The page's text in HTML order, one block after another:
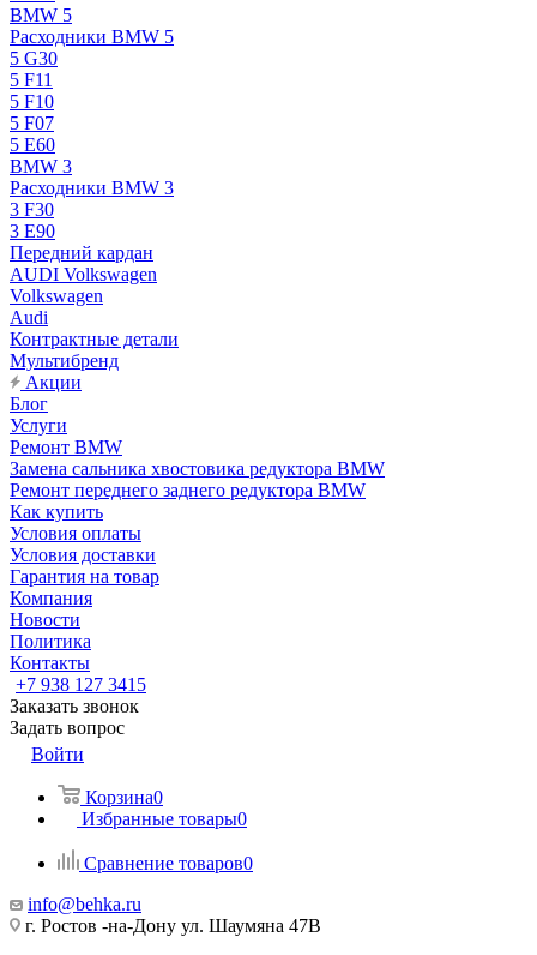
BMW 5
Расходники BMW 5
5 G30
5 F11
5 F10
5 F07
5 E60
BMW 3
Расходники BMW 3
3 F30
3 E90
Передний кардан
AUDI Volkswagen
Volkswagen
Audi
Контрактные детали
Мультибренд
Акции
Блог
Услуги
Ремонт BMW
Замена сальника хвостовика редуктора BMW
Ремонт переднего заднего редуктора BMW
Как купить
Условия оплаты
Условия доставки
Гарантия на товар
Компания
Новости
Политика
Контакты
+7 938 127 3415
Заказать звонок
Задать вопрос
Войти
Корзина0
Избранные товары0
Сравнение товаров0
info@behka.ru
г. Ростов -на-Дону ул. Шаумяна 47В